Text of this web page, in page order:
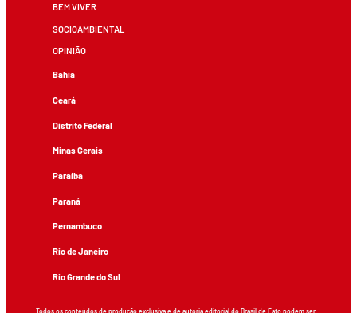
BEM VIVER
SOCIOAMBIENTAL
OPINIÃO
Bahia
Ceará
Distrito Federal
Minas Gerais
Paraíba
Paraná
Pernambuco
Rio de Janeiro
Rio Grande do Sul
Todos os conteúdos de produção exclusiva e de autoria editorial do Brasil de Fato podem ser